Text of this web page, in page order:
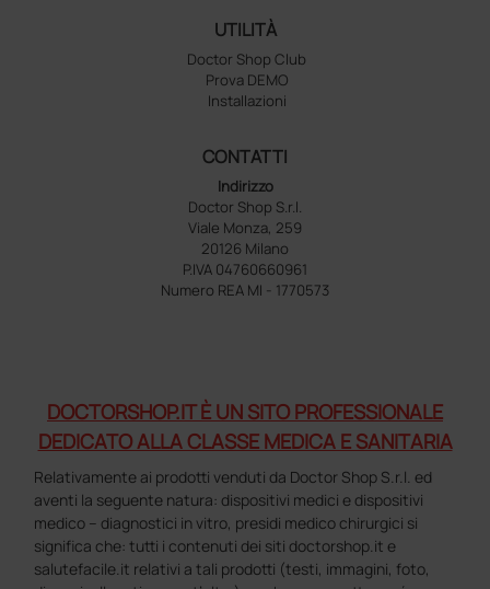
UTILITÀ
Doctor Shop Club
Prova DEMO
Installazioni
CONTATTI
Indirizzo
Doctor Shop S.r.l.
Viale Monza, 259
20126 Milano
P.IVA 04760660961
Numero REA MI - 1770573
DOCTORSHOP.IT È UN SITO PROFESSIONALE
DEDICATO ALLA CLASSE MEDICA E SANITARIA
Relativamente ai prodotti venduti da Doctor Shop S.r.l. ed
aventi la seguente natura: dispositivi medici e dispositivi
medico – diagnostici in vitro, presidi medico chirurgici si
significa che: tutti i contenuti dei siti doctorshop.it e
salutefacile.it relativi a tali prodotti (testi, immagini, foto,